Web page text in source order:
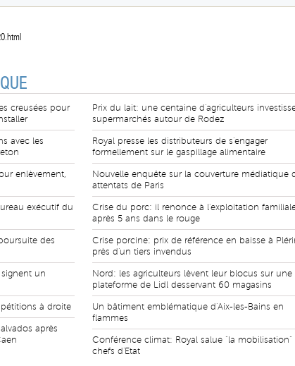
creusées pour
avec les
enlèvement,
exécutif du
des
un
à droite
après
Prix du lait: une centaine d'agriculteurs
supermarchés autour de Rodez
Royal presse les distributeurs de s'engager
formellement sur le gaspillage alimentaire
Nouvelle enquête sur la couverture médiatique
attentats de Paris
Crise du porc: il renonce à l'exploitation
après 5 ans dans le rouge
Crise porcine: prix de référence en baisse à
près d'un tiers invendus
Nord: les agriculteurs lèvent leur blocus sur une
plateforme de Lidl desservant 60 magasins
Un bâtiment emblématique d'Aix-les-Bains en
flammes
Conférence climat: Royal salue "la mobilisation"
chefs d'Etat